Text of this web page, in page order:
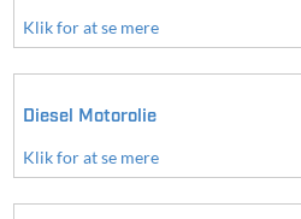
Klik for at se mere
Diesel Motorolie
Klik for at se mere